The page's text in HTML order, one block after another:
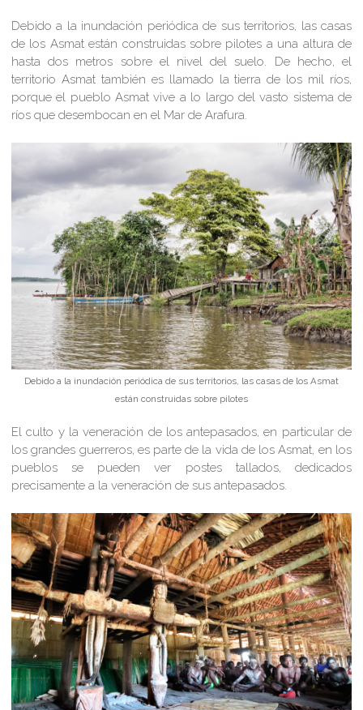
Debido a la inundación periódica de sus territorios, las casas
de los Asmat están construidas sobre pilotes a una altura de
hasta dos metros sobre el nivel del suelo. De hecho, el
territorio Asmat también es llamado la tierra de los mil ríos,
porque el pueblo Asmat vive a lo largo del vasto sistema de
ríos que desembocan en el Mar de Arafura.
Debido a la inundación periódica de sus territorios, las casas de los Asmat
están construidas sobre pilotes
El culto y la veneración de los antepasados, en particular de
los grandes guerreros, es parte de la vida de los Asmat, en los
pueblos se pueden ver postes tallados, dedicados
precisamente a la veneración de sus antepasados.